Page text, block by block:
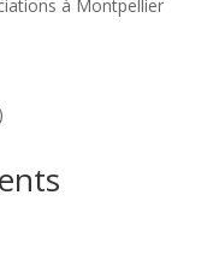
à Montpellier